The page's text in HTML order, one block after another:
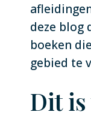
deze blog
boeken
gebied te
Dit